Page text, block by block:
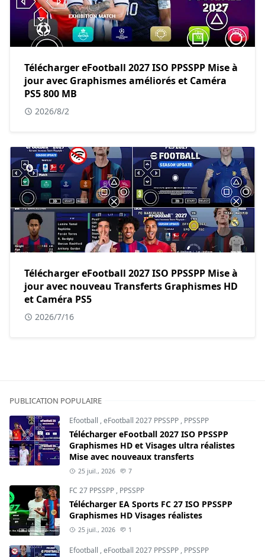
Télécharger eFootball 2027 ISO PPSSPP Mise à
jour avec Graphismes améliorés et Caméra
PS5 800 MB
2026/8/2
Télécharger eFootball 2027 ISO PPSSPP Mise à
jour avec nouveau Transferts Graphismes HD
et Caméra PS5
2026/7/16
PUBLICATION POPULAIRE
Efootball ,eFootball 2027 PPSSPP , PPSSPP
Télécharger eFootball 2027 ISO PPSSPP
Graphismes HD et Visages ultra réalistes
Mise avec nouveaux transferts
25 juil., 2026 7
FC 27 PPSSPP , PPSSPP
Télécharger EA Sports FC 27 ISO PPSSPP
Graphismes HD Visages réalistes
25 juil., 2026 1
Efootball ,eFootball 2027 PPSSPP , PPSSPP